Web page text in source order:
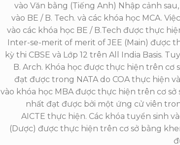
vào Văn bằng (Tiếng Anh) Nhập cảnh
vào BE / B. Tech. và các khóa học MCA.
vào các khóa học BE / B.Tech được thực
Inter-se-merit of merit of JEE (Main) được
kỳ thi CBSE và Lớp 12 trên All India Basis.
B. Arch. Khóa học được thực hiện trên cơ
đạt được trong NATA do COA thực hiện
vào khóa học MBA được thực hiện trên cơ sở
nhất đạt được bởi một ứng cử viên
AICTE thực hiện. Các khóa tuyển sinh
(Dược) được thực hiện trên cơ sở bằng